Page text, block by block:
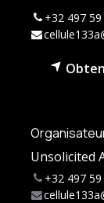
+32 497
Unsolicited
+32 497